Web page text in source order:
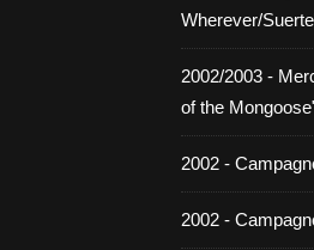
Wherever/
2002/2003 -
of the
2002 -
2002 -